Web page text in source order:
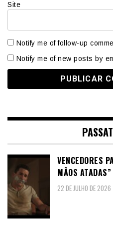
Site
Notify me of follow-up
Notify me of new posts by
VENCEDORES
MÃOS ATADAS”
22 DE JULHO DE 2026